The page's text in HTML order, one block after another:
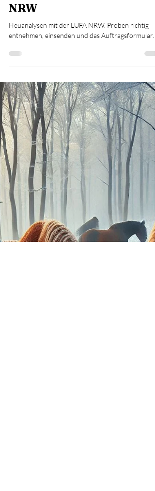
Jessica Scherer
2. Apr. 2025
3 Min. Lesezeit
Allgemeine Themen
Heuanalyse mit der Lufa
NRW
Heuanalysen mit der LUFA NRW. Proben richtig
entnehmen, einsenden und das Auftragsformular.